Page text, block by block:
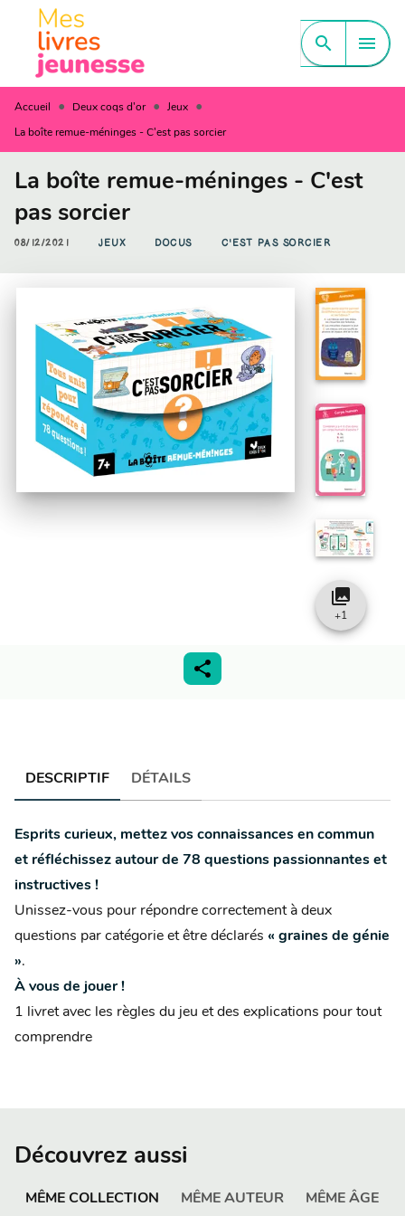
MENU CONTENU
PIED DE PAGE
search menu
Accueil • Deux coqs d'or • Jeux •
La boîte remue-méninges - C'est pas sorcier
La boîte remue-méninges - C'est
pas sorcier
08/12/2021 JEUX DOCUS C'EST PAS SORCIER
collections
+1
DESCRIPTIF DÉTAILS
Esprits curieux, mettez vos connaissances en commun
et réfléchissez autour de 78 questions passionnantes et
instructives !
Unissez-vous pour répondre correctement à deux
questions par catégorie et être déclarés « graines de génie
».
À vous de jouer !
1 livret avec les règles du jeu et des explications pour tout
comprendre
Découvrez aussi
MÊME COLLECTION MÊME AUTEUR MÊME ÂGE